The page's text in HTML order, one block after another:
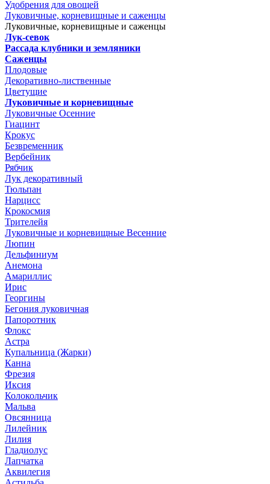
Удобрения для овощей
Луковичные, корневищные и саженцы
Луковичные, корневищные и саженцы
Лук-севок
Рассада клубники и земляники
Саженцы
Плодовые
Декоративно-лиственные
Цветущие
Луковичные и корневищные
Луковичные Осенние
Гиацинт
Крокус
Безвременник
Вербейник
Рябчик
Лук декоративный
Тюльпан
Нарцисс
Крокосмия
Трителейя
Луковичные и корневищные Весенние
Люпин
Дельфиниум
Анемона
Амариллис
Ирис
Георгины
Бегония луковичная
Папоротник
Флокс
Астра
Купальница (Жарки)
Канна
Фрезия
Иксия
Колокольчик
Мальва
Овсянница
Лилейник
Лилия
Гладиолус
Лапчатка
Аквилегия